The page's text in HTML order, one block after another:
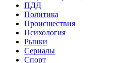
ПДД
Политика
Происшествия
Психология
Рынки
Сериалы
Спорт